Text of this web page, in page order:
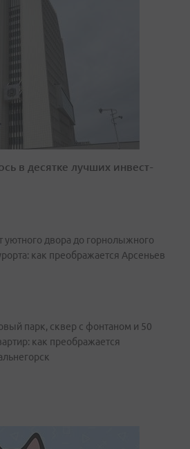
в десятке лучших инвест-
уютного двора до горнолыжного
как преображается Арсеньев
парк, сквер с фонтаном и 50
как преображается